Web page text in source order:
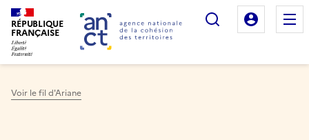
RÉPUBLIQUE
FRANÇAISE
Rechercher
Mon
Voir le fil d'Ariane